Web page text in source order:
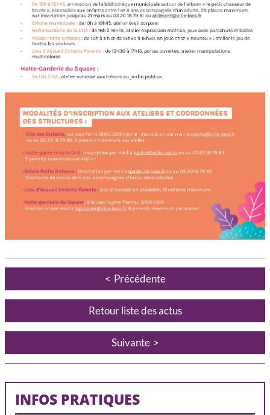
Précédente
Retour liste des actus
Suivante
INFOS PRATIQUES